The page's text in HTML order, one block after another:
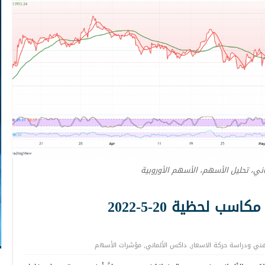
تحليل الأسهم، الأسهم الأوروبية
20-5-2022
ودراسة حركة الاسعار, داكس الألماني,مؤشرات الأسهم